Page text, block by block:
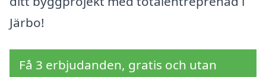
Järbo!
Få 3 erbjudanden, gratis och utan